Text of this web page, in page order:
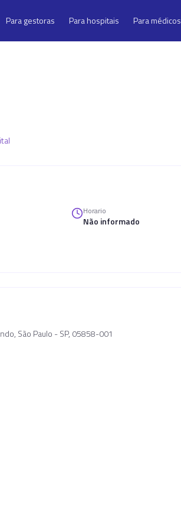
Para gestoras Para hospitais Para médicos
Horario
Não informado
São Paulo - SP, 05858-001